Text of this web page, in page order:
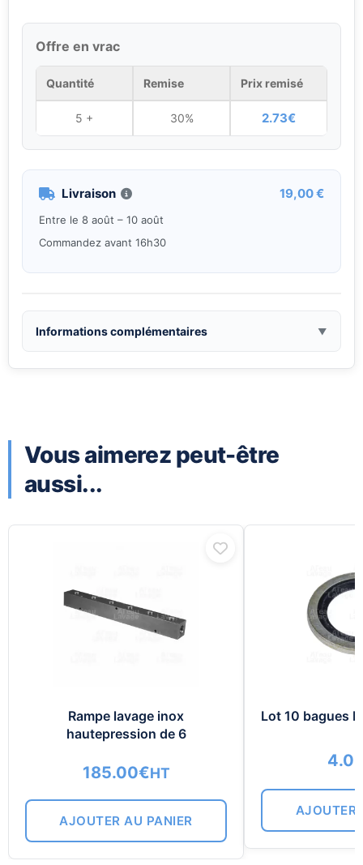
Offre en vrac
Quantité Remise Prix remisé
5 + 30% 2.73€
Livraison 19,00 €
Entre le 8 août – 10 août
Commandez avant 16h30
Informations complémentaires
Vous aimerez peut-être
aussi...
Rampe lavage inox
hautepression de 6
185.00€HT
AJOUTER AU PANIER
Lot 10 bagues
AJOUTER